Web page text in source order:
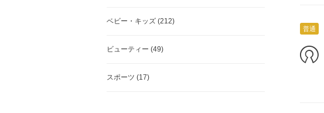
ベビー・キッズ (212)
ビューティー (49)
スポーツ (17)
普通